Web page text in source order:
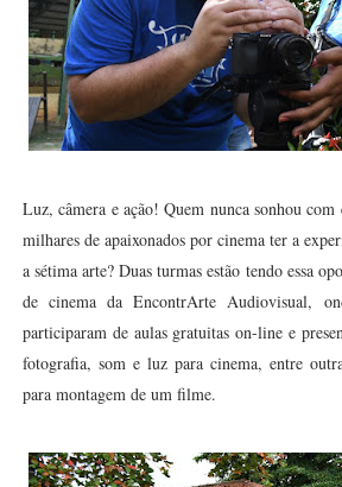
Luz, câmera e ação! Quem nunca sonhou com
milhares de apaixonados por cinema ter a
a sétima arte? Duas turmas estão tendo essa
de cinema da EncontrArte Audiovisual,
participaram de aulas gratuitas on-line e
fotografia, som e luz para cinema, entre
para montagem de um filme.